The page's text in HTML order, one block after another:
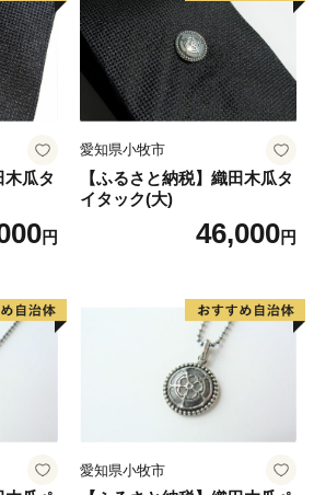
木瓜タ
円
愛知県小牧市
【ふるさと納税】織田木瓜タ
イタック(大)
46,000円
愛知県小牧市